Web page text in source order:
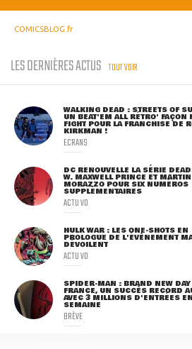
COMICSBLOG.fr
LES DERNIÈRES ACTUS TOUT VOIR
WALKING DEAD : STREETS OF
UN BEAT'EM ALL RÉTRO' FAÇON
FIGHT POUR LA FRANCHISE DE
KIRKMAN !
ECRANS
DC RENOUVELLE LA SÉRIE
W. MAXWELL PRINCE ET MARTIN
MORAZZO POUR SIX NUMÉROS
SUPPLÉMENTAIRES
ACTU VO
HULK WAR : LES ONE-SHOTS EN
PROLOGUE DE L'ÉVÈNEMENT
DÉVOILENT
ACTU VO
SPIDER-MAN : BRAND NEW DAY
FRANCE, UN SUCCÈS RECORD
AVEC 3 MILLIONS D'ENTRÉES
SEMAINE
BRÈVE